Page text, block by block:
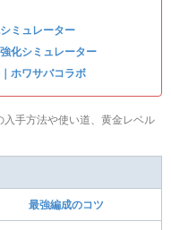
ミュレーター
化シミュレーター
ホワサバコラボ
手方法や使い道、黄金レベル
最強編成のコツ